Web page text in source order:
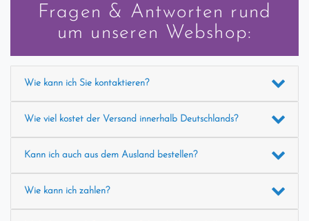
Fragen & Antworten rund
um unseren Webshop:
Wie kann ich Sie kontaktieren?
Wie viel kostet der Versand innerhalb Deutschlands?
Kann ich auch aus dem Ausland bestellen?
Wie kann ich zahlen?